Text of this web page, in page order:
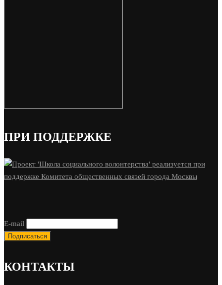
ПРИ ПОДДЕРЖКЕ
E-mail
КОНТАКТЫ